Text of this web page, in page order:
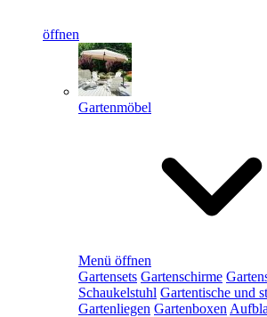
öffnen
Gartenmöbel
Menü öffnen
Gartensets Gartenschirme
Schaukelstuhl Gartentische und
Gartenliegen Gartenboxen